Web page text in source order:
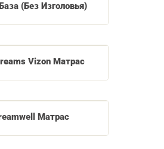
(Без Изголовья)
Vizon Матрас
Матрас